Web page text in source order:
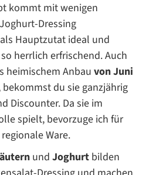
kommt mit wenigen
Dressing
als Hauptzutat ideal und
herrlich erfrischend. Auch
heimischem Anbau von Juni
bekommst du sie ganzjährig
Discounter. Da sie im
spielt, bevorzuge ich für
Ware.
und Joghurt bilden